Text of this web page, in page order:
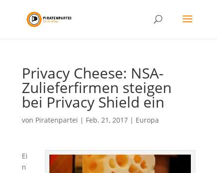
Privacy Cheese: NSA-
Zulieferfirmen steigen
bei Privacy Shield ein
von Piratenpartei | Feb. 21, 2017| Europa
Ei
n